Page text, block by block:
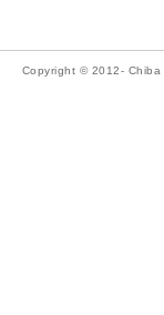
Copyright © 2012- Chiba